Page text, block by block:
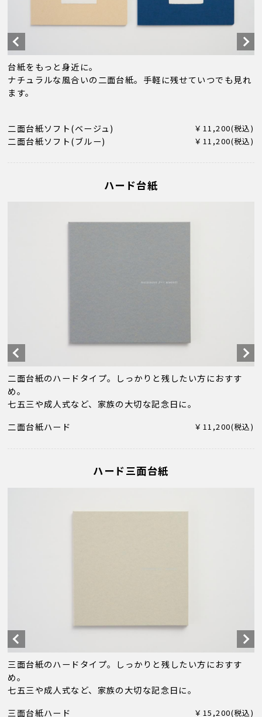
台紙をもっと身近に。
ナチュラルな風合いの二面台紙。手軽に残せていつでも見れ
ます。
二面台紙ソフト(ベージュ) ￥11,200(税込)
二面台紙ソフト(ブルー) ￥11,200(税込)
ハード台紙
二面台紙のハードタイプ。しっかりと残したい方におすす
め。
七五三や成人式など、家族の大切な記念日に。
二面台紙ハード ￥11,200(税込)
ハード三面台紙
三面台紙のハードタイプ。しっかりと残したい方におすす
め。
七五三や成人式など、家族の大切な記念日に。
三面台紙ハード ￥15,200(税込)